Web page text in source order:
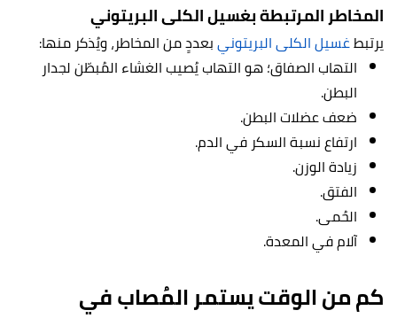
المخاطر المرتبطة بغسيل الكلى البريتوني
يرتبطغسيل الكلى البريتونيبعددٍ من المخاطر، ويُذكر منها:
التهاب الصفاق؛ هو التهاب يُصيب الغشاء المُبطّن لجدار
البطن.
ضعف عضلات البطن.
ارتفاع نسبة السكر في الدم.
زيادة الوزن.
الفتق.
الحُمى.
آلام في المعدة.
كم من الوقت يستمر المُصاب في